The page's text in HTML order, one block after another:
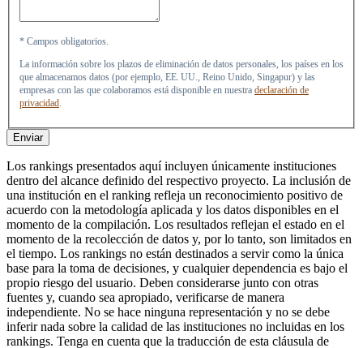
* Campos obligatorios.
La información sobre los plazos de eliminación de datos personales, los países en los
que almacenamos datos (por ejemplo, EE. UU., Reino Unido, Singapur) y las
empresas con las que colaboramos está disponible en nuestra declaración de
privacidad.
Enviar
Los rankings presentados aquí incluyen únicamente instituciones
dentro del alcance definido del respectivo proyecto. La inclusión de
una institución en el ranking refleja un reconocimiento positivo de
acuerdo con la metodología aplicada y los datos disponibles en el
momento de la compilación. Los resultados reflejan el estado en el
momento de la recolección de datos y, por lo tanto, son limitados en
el tiempo. Los rankings no están destinados a servir como la única
base para la toma de decisiones, y cualquier dependencia es bajo el
propio riesgo del usuario. Deben considerarse junto con otras
fuentes y, cuando sea apropiado, verificarse de manera
independiente. No se hace ninguna representación y no se debe
inferir nada sobre la calidad de las instituciones no incluidas en los
rankings. Tenga en cuenta que la traducción de esta cláusula de